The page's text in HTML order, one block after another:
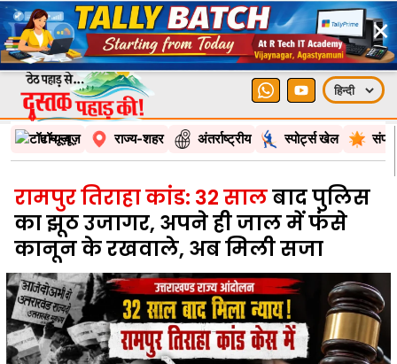
×
टॉप न्यूज़ राज्य-शहर अंतर्राष्ट्रीय स्पोर्ट्स खेल
रामपुर तिराहा कांड: 32 सालबाद पुलिस
का झूठ उजागर, अपने ही जाल में फंसे
कानून के रखवाले, अब मिली सजा